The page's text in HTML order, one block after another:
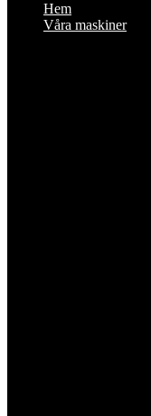
Hem
Våra maskiner